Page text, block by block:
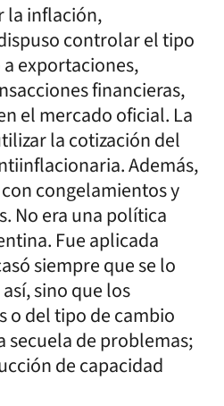
la inflación,
controlar el tipo
exportaciones,
financieras,
el mercado oficial. La
la cotización del
Además,
congelamientos y
No era una política
Fue aplicada
siempre que se lo
sino que los
o del tipo de cambio
secuela de problemas;
de capacidad